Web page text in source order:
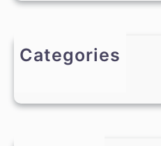
Categories
Allgemein